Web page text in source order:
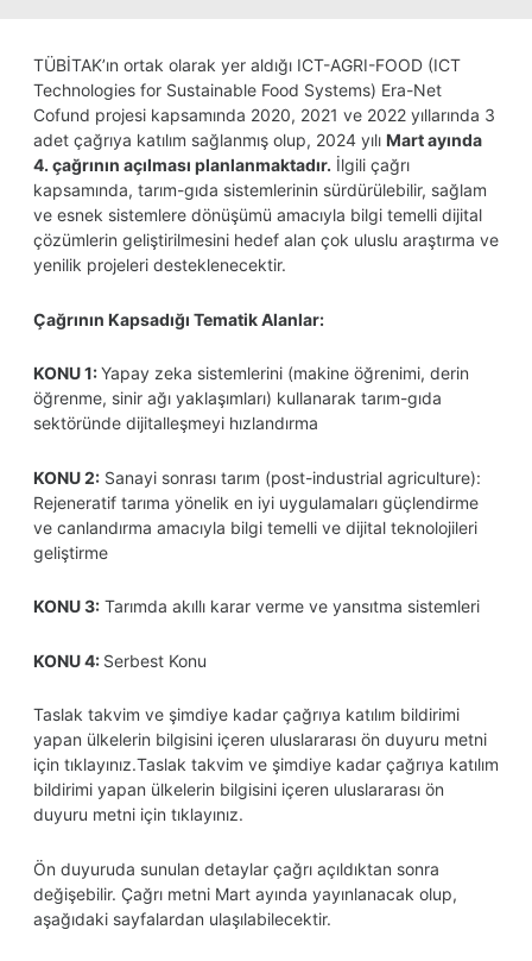
TÜBİTAK’ın ortak olarak yer aldığı ICT-AGRI-FOOD (ICT
Technologies for Sustainable Food Systems) Era-Net
Cofund projesi kapsamında 2020, 2021 ve 2022 yıllarında 3
adet çağrıya katılım sağlanmış olup, 2024 yılı Martayında
4. çağrının açılması planlanmaktadır. İlgili çağrı
kapsamında, tarım-gıda sistemlerinin sürdürülebilir, sağlam
ve esnek sistemlere dönüşümü amacıyla bilgi temelli dijital
çözümlerin geliştirilmesini hedef alan çok uluslu araştırma ve
yenilik projeleri desteklenecektir.
Çağrının Kapsadığı Tematik Alanlar:
KONU 1:Yapay zeka sistemlerini (makine öğrenimi, derin
öğrenme, sinir ağı yaklaşımları) kullanarak tarım-gıda
sektöründe dijitalleşmeyi hızlandırma
KONU 2: Sanayi sonrası tarım (post-industrial agriculture):
Rejeneratif tarıma yönelik en iyi uygulamaları güçlendirme
ve canlandırma amacıyla bilgi temelli ve dijital teknolojileri
geliştirme
KONU 3: Tarımda akıllı karar verme ve yansıtma sistemleri
KONU 4: Serbest Konu
Taslak takvim ve şimdiye kadar çağrıya katılım bildirimi
yapan ülkelerin bilgisini içeren uluslararası ön duyuru metni
için tıklayınız.Taslak takvim ve şimdiye kadar çağrıya katılım
bildirimi yapan ülkelerin bilgisini içeren uluslararası ön
duyuru metni için tıklayınız.
Ön duyuruda sunulan detaylar çağrı açıldıktan sonra
değişebilir. Çağrı metni Mart ayında yayınlanacak olup,
aşağıdaki sayfalardan ulaşılabilecektir.